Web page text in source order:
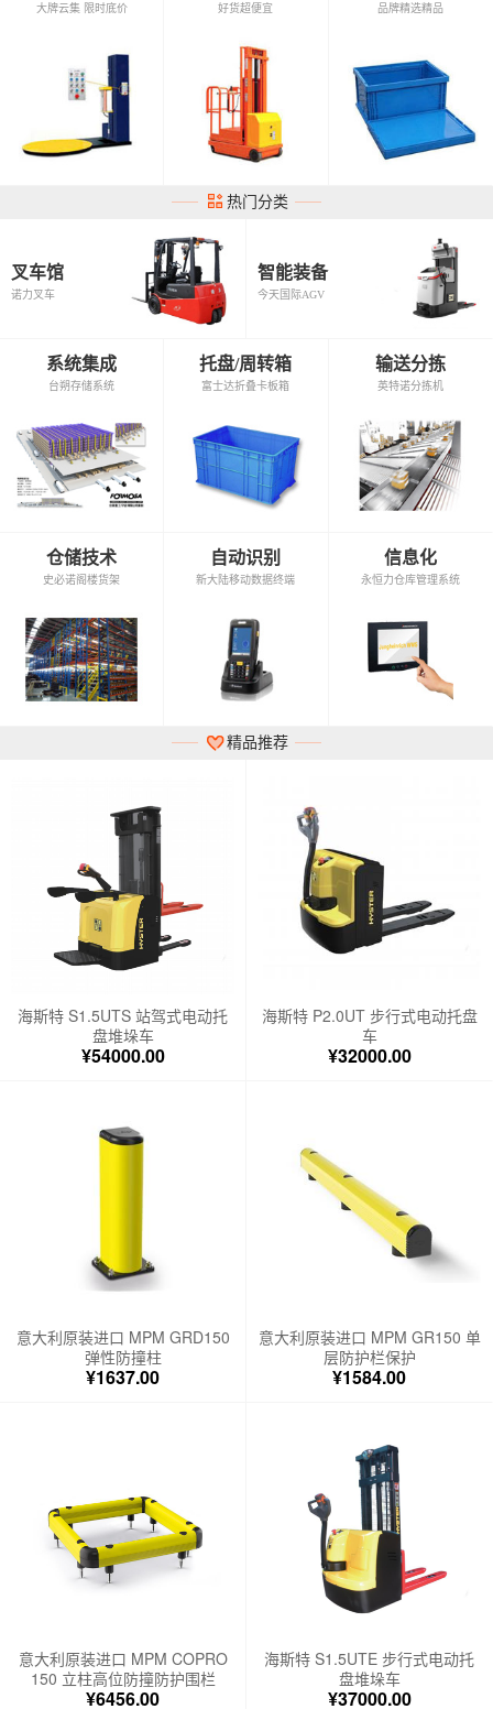
大牌云集 限时底价 好货超便宜 品牌精选精品
热门分类
叉车馆
诺力叉车
智能装备
今天国际AGV
系统集成
台朔存储系统
托盘/周转箱
富士达折叠卡板箱
输送分拣
英特诺分拣机
仓储技术
史必诺阁楼货架
自动识别
新大陆移动数据终端
信息化
永恒力仓库管理系统
精品推荐
海斯特 S1.5UTS 站驾式电动托
盘堆垛车
¥54000.00
海斯特 P2.0UT 步行式电动托盘
车
¥32000.00
意大利原装进口 MPM GRD150
弹性防撞柱
¥1637.00
意大利原装进口 MPM GR150 单
层防护栏保护
¥1584.00
意大利原装进口 MPM COPRO
150 立柱高位防撞防护围栏
¥6456.00
海斯特 S1.5UTE 步行式电动托
盘堆垛车
¥37000.00